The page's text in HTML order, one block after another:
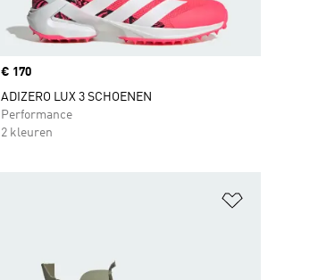
Price
€ 170
ADIZERO LUX 3 SCHOENEN
Performance
2 kleuren